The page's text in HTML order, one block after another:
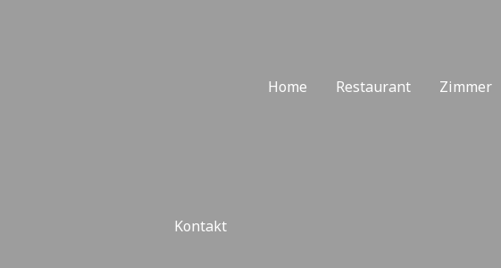
Home
Restaurant Zimmer
Kontakt